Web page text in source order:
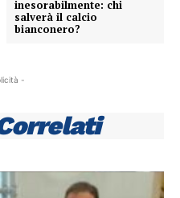
inesorabilmente: chi
salverà il calcio
bianconero?
-